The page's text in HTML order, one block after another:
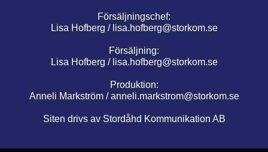
Försäljningschef:
Lisa Hofberg / lisa.hofberg@storkom.se
Försäljning:
Lisa Hofberg / lisa.hofberg@storkom.se
Produktion:
Anneli Markström /anneli.markstrom@storkom.se
Siten drivs av Stordåhd Kommunikation AB